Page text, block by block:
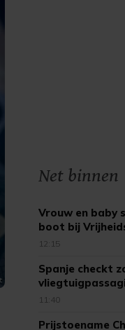
Net binnen
Vrouw en baby
boot bij
12:15
Spanje checkt
11:40
Prijstoename